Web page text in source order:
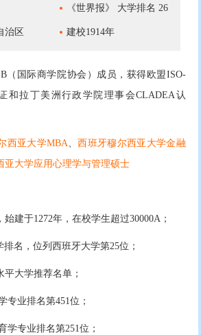
《世界报》 大学排名 26
治区 建校1914年
（国际商学院协会）成员，获得欧盟ISO-
证和拉丁美洲行政学院理事会CLADEA认
西亚大学MBA、西班牙穆尔西亚大学金融
亚大学应用心理学与管理硕士
建于1272年，在校学生超过30000A；
排名，位列西班牙大学第25位；
大学推荐名单；
专业排名第451位；
学专业排名第251位；